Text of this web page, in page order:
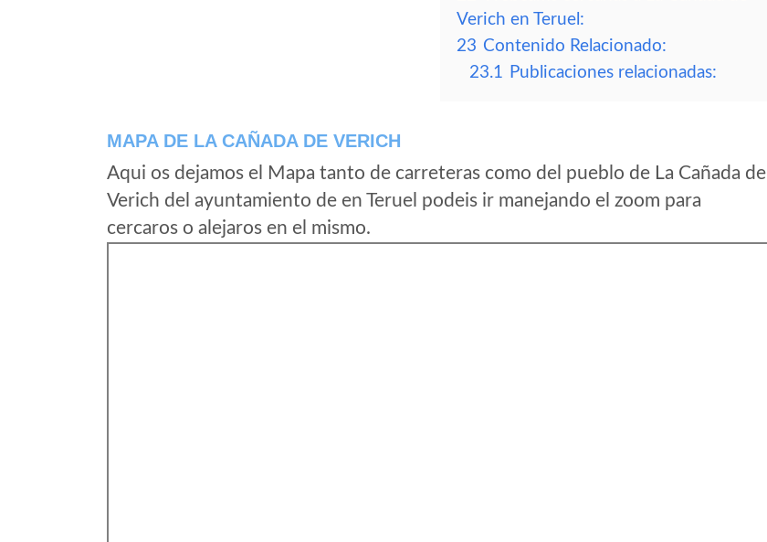
Verich en Teruel:
23 Contenido Relacionado:
23.1 Publicaciones relacionadas:
MAPA DE LA CAÑADA DE VERICH
Aqui os dejamos el Mapa tanto de carreteras como del pueblo de La Cañada de
Verich del ayuntamiento de en Teruel podeis ir manejando el zoom para
cercaros o alejaros en el mismo.